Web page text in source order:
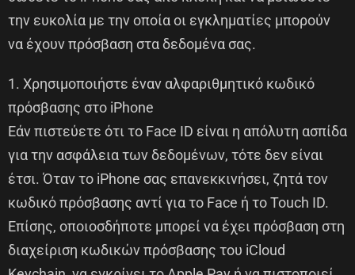
την ευκολία με την οποία οι εγκληματίες μπορούν
να έχουν πρόσβαση στα δεδομένα σας.
1. Χρησιμοποιήστε έναν αλφαριθμητικό κωδικό
πρόσβασης στο iPhone
Εάν πιστεύετε ότι το Face ID είναι η απόλυτη ασπίδα
για την ασφάλεια των δεδομένων, τότε δεν είναι
έτσι. Όταν το iPhone σας επανεκκινήσει, ζητά τον
κωδικό πρόσβασης αντί για το Face ή το Touch ID.
Επίσης, οποιοσδήποτε μπορεί να έχει πρόσβαση στη
διαχείριση κωδικών πρόσβασης του iCloud